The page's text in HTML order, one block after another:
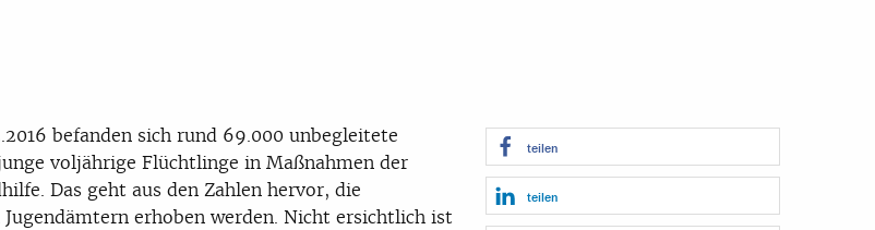
befanden sich rund 69.000 unbegleitete
voljährige Flüchtlinge in Maßnahmen der
Das geht aus den Zahlen hervor, die
erhoben werden. Nicht ersichtlich ist
teilen
teilen